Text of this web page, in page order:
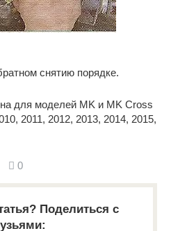
снятию порядке.
для моделей MK и MK Cross
2011, 2012, 2013, 2014, 2015,
0
Поделиться с